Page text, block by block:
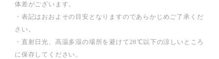
体差がございます。
・表記はおおよその目安となりますのであらかじめご了承くだ
さい。
・直射日光、高温多湿の場所を避けて28℃以下の涼しいところ
に保存してください。